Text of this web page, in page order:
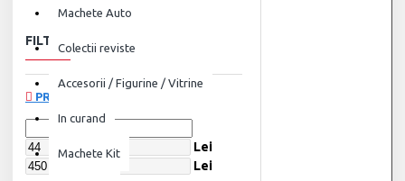
Machete Auto
Colectii reviste
Accesorii / Figurine / Vitrine
In curand
Machete Kit
FILTRU Șterge
PREȚ
Lei
Lei